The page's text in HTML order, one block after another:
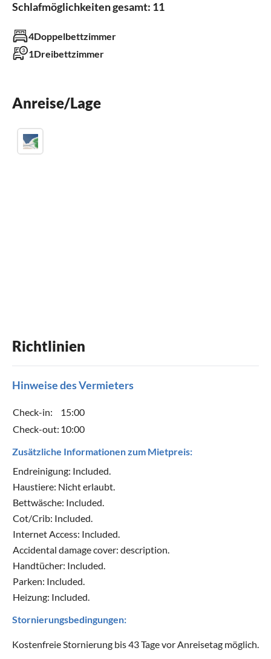
Garten
Badezimmer
Badezimmer 1
mit Dusche und Badewanne
WLAN
Kinder willkommen
Schlafmöglichkeiten gesamt: 11
4Doppelbettzimmer
1Dreibettzimmer
Anreise/Lage
Richtlinien
Hinweise des Vermieters
Check-in:
15:00
Check-out: 10:00
Zusätzliche Informationen zum Mietpreis:
Endreinigung: Included.
Haustiere: Nicht erlaubt.
Bettwäsche: Included.
Cot/Crib: Included.
Internet Access: Included.
Accidental damage cover: description.
Handtücher: Included.
Parken: Included.
Heizung: Included.
Stornierungsbedingungen:
Kostenfreie Stornierung bis 43 Tage vor Anreisetag möglich.